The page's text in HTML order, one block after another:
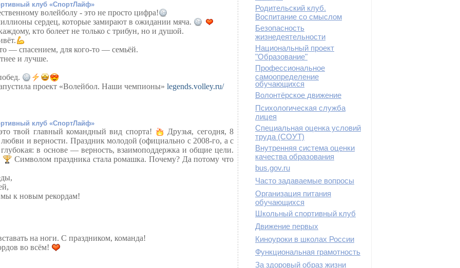
клуб «СпортЛайф»
волейболу - это не просто цифра!
сердец, которые замирают в ожидании мяча.
кто болеет не только с трибун, но и душой.
— спасением, для кого-то — семьёй.
и лучше.
проект «Волейбол. Наши чемпионы» legends.volley.ru/
клуб «СпортЛайф»
твой главный командный вид спорта!
Друзья, сегодня, 8
и верности. Праздник молодой (официально с 2008-го, а с
в основе — верность, взаимоподдержка и общие цели.
Символом праздника стала ромашка. Почему? Да потому что
мы к новым рекордам!
на ноги. С праздником, команда!
во всём!
Родительский клуб.
Воспитание со смыслом
Безопасность
жизнедеятельности
Национальный проект
"Образование"
Профессиональное
самоопределение
обучающихся
Волонтёрское движение
Психологическая служба
лицея
Специальная оценка условий
труда (СОУТ)
Внутренняя система оценки
качества образования
bus.gov.ru
Часто задаваемые вопросы
Организация питания
обучающихся
Школьный спортивный клуб
Движение первых
Киноуроки в школах России
Функциональная грамотность
За здоровый образ жизни